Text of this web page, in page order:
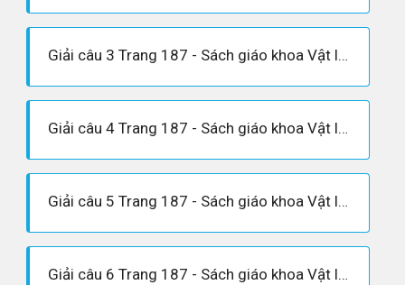
Giải câu 3 Trang 187 - Sách giáo khoa Vật lí 12
Giải câu 4 Trang 187 - Sách giáo khoa Vật lí 12
Giải câu 5 Trang 187 - Sách giáo khoa Vật lí 12
Giải câu 6 Trang 187 - Sách giáo khoa Vật lí 12